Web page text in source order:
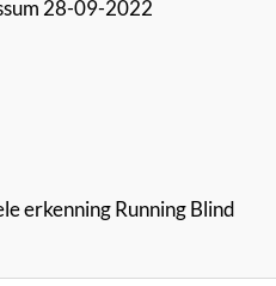
28-09-2022
erkenning Running Blind